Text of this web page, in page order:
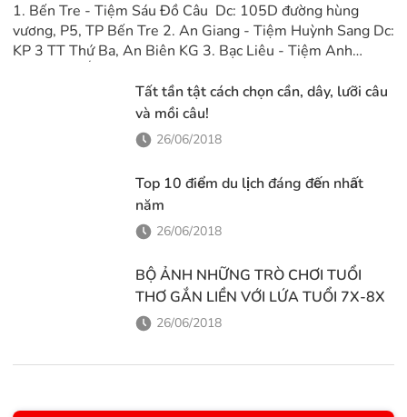
1. Bến Tre - Tiệm Sáu Đồ Câu Dc: 105D đường hùng
vương, P5, TP Bến Tre 2. An Giang - Tiệm Huỳnh Sang Dc:
KP 3 TT Thứ Ba, An Biên KG 3. Bạc Liêu - Tiệm Anh
Hậu Giang Tiệm đồ câu Hoan Loius Dc: Ấp 7 Lương Nghĩa
Long Mỹ Hậu Giang
Tất tần tật cách chọn cần, dây, lưỡi câu
và mồi câu!
26/06/2018
Top 10 điểm du lịch đáng đến nhất
năm
26/06/2018
BỘ ẢNH NHỮNG TRÒ CHƠI TUỔI
THƠ GẮN LIỀN VỚI LỨA TUỔI 7X-8X
26/06/2018